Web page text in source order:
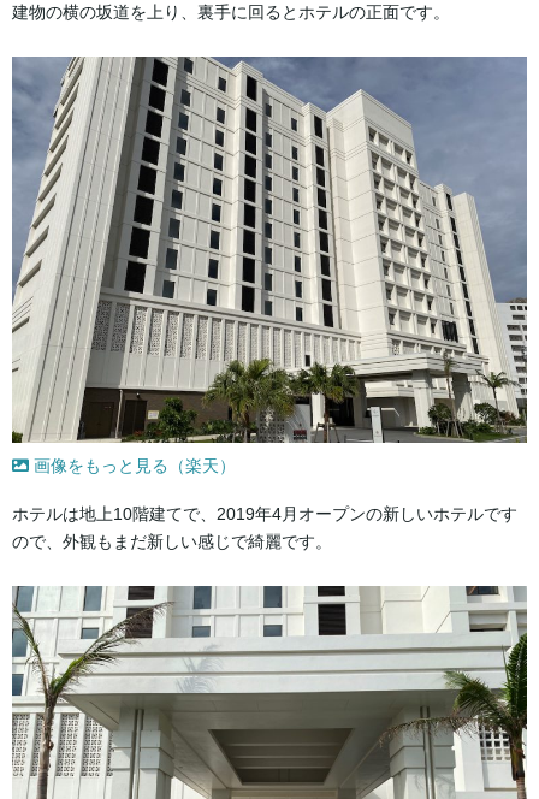
建物の横の坂道を上り、裏手に回るとホテルの正面です。
画像をもっと見る（楽天）
ホテルは地上10階建てで、2019年4月オープンの新しいホテルです
ので、外観もまだ新しい感じで綺麗です。